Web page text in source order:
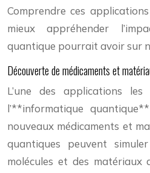
Comprendre ces
mieux appréhender
quantique pourrait avoir sur
Découverte de médicaments et
L’une des applications
l’**informatique
nouveaux médicaments et
quantiques peuvent
molécules et des matériaux